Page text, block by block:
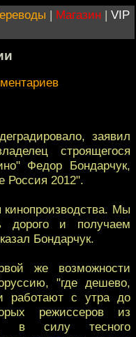
| Магазин | VIP
заявил
строящегося
Федор Бондарчук,
Россия 2012".
Мы
и получаем
Бондарчук.
же возможности
"где дешево,
работают с утра до
режиссеров из
в силу тесного